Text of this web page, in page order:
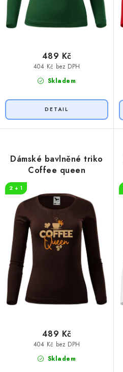
Skladem
404 Kč bez DPH
489 Kč
Dámské bavlněné triko
Coffee queen
2 + 1
Skladem
404 Kč bez DPH
489 Kč